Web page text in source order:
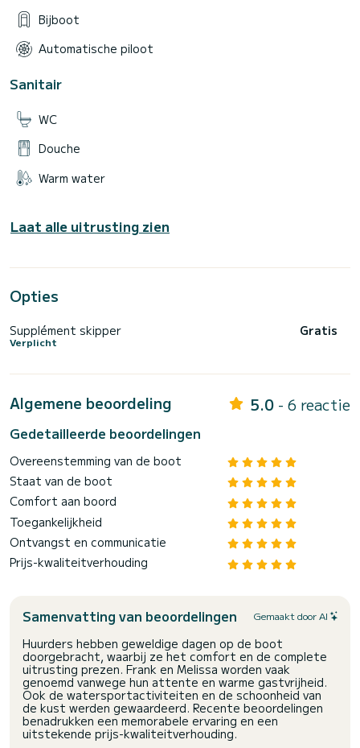
Bijboot
Automatische piloot
Sanitair
WC
Douche
Warm water
Laat alle uitrusting zien
Opties
Supplément skipper
Verplicht
Gratis
Algemene beoordeling 5.0 - 6 reactie
Gedetailleerde beoordelingen
Overeenstemming van de boot
Staat van de boot
Comfort aan boord
Toegankelijkheid
Ontvangst en communicatie
Prijs-kwaliteitverhouding
Samenvatting van beoordelingen Gemaakt door AI
Huurders hebben geweldige dagen op de boot
doorgebracht, waarbij ze het comfort en de complete
uitrusting prezen. Frank en Melissa worden vaak
genoemd vanwege hun attente en warme gastvrijheid.
Ook de watersportactiviteiten en de schoonheid van
de kust werden gewaardeerd. Recente beoordelingen
benadrukken een memorabele ervaring en een
uitstekende prijs-kwaliteitverhouding.